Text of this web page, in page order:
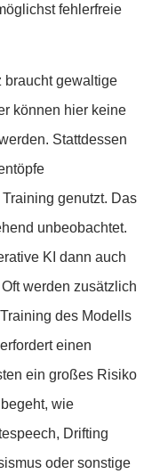
fehlerfreie
braucht gewaltige
können hier keine
Stattdessen
genutzt. Das
unbeobachtet.
KI dann auch
werden zusätzlich
des Modells
einen
ein großes Risiko
wie
Drifting
oder sonstige